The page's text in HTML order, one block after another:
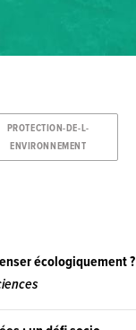
PROTECTION-DE-L-
ENVIRONNEMENT
écologiquement ?